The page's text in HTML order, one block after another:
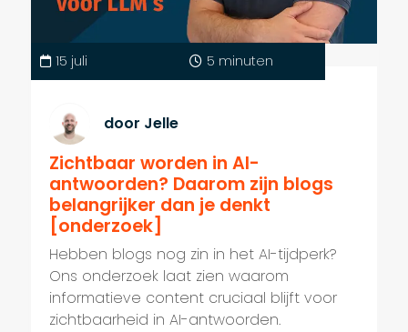
15 juli 5 minuten
door Jelle
Zichtbaar worden in AI-
antwoorden? Daarom zijn blogs
belangrijker dan je denkt
[onderzoek]
Hebben blogs nog zin in het AI-tijdperk?
Ons onderzoek laat zien waarom
informatieve content cruciaal blijft voor
zichtbaarheid in AI-antwoorden.